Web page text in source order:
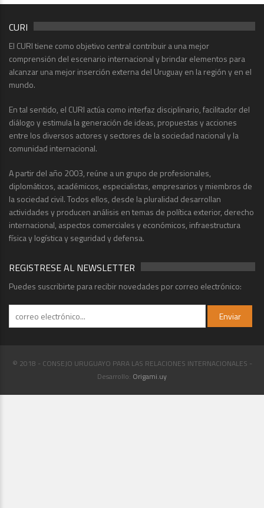
CURI
El CURI tiene como objetivo central contribuir a una mejor
comprensión del escenario internacional y brindar elementos para
alcanzar una mejor inserción externa del Uruguay en la región y en el
mundo.
En tal sentido, el CURI actúa como interfaz disciplinario, facilitador del
diálogo y estimula la generación de ideas, propuestas y acciones
entre los diversos actores y sectores de la sociedad nacional y la
comunidad internacional.
A partir del año 2003, reúne a un grupo de profesionales,
diplomáticos, académicos, especialistas, empresarios y miembros de
la sociedad civil. Todos ellos, desde la pluralidad desarrollan
actividades y producen análisis en temas de política exterior, derecho
internacional, aspectos comerciales y económicos, infraestructura
física y logística y seguridad y defensa.
REGISTRESE AL NEWSLETTER
Puedes suscribirte para recibir novedades por correo electrónico:
© 2018 - CONSEJO URUGUAYO PARA LAS RELACIONES INTERNACIONALES -
Desarrollo: Origami.uy